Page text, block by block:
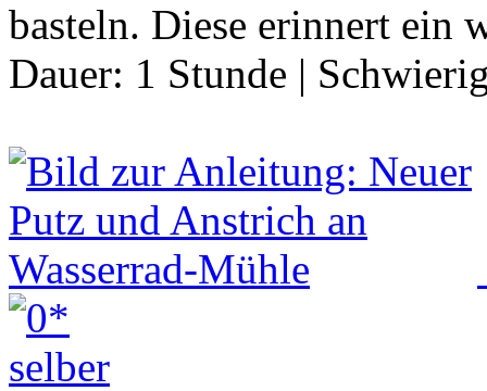
basteln. Diese erinnert ein
Dauer: 1 Stunde |